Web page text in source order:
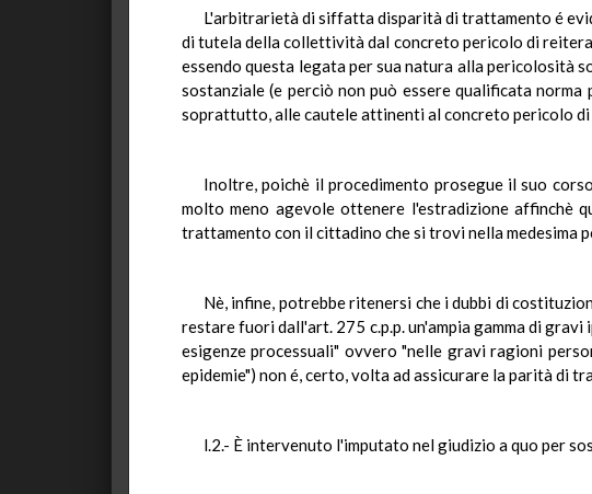
L'arbitrarietà di siffatta disparità di trattamento é
di tutela della collettività dal concreto pericolo di
essendo questa legata per sua natura alla pericolosità
sostanziale (e perciò non può essere qualificata
soprattutto, alle cautele attinenti al concreto pericolo
Inoltre, poichè il procedimento prosegue il suo
molto meno agevole ottenere l'estradizione affinchè
trattamento con il cittadino che si trovi nella medesima
Nè, infine, potrebbe ritenersi che i dubbi di
restare fuori dall'art. 275 c.p.p. un'ampia gamma di
esigenze processuali" ovvero "nelle gravi ragioni
epidemie") non é, certo, volta ad assicurare la parità di
l.2.- È intervenuto l'imputato nel giudizio a quo per